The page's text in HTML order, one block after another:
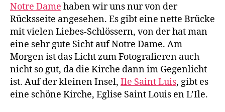
Notre Dame haben wir uns nur von der
Rücksseite angesehen. Es gibt eine nette Brücke
mit vielen Liebes-Schlössern, von der hat man
eine sehr gute Sicht auf Notre Dame. Am
Morgen ist das Licht zum Fotografieren auch
nicht so gut, da die Kirche dann im Gegenlicht
ist. Auf der kleinen Insel, Ile Saint Luis, gibt es
eine schöne Kirche, Eglise Saint Louis en L’Ile.